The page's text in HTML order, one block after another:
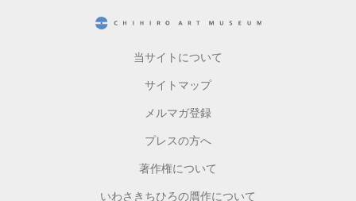
当サイトについて
サイトマップ
メルマガ登録
プレスの方へ
著作権について
いわさきちひろの贋作について